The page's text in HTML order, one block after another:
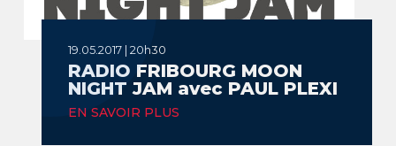
19.05.2017 | 20h30
RADIO FRIBOURG MOON
NIGHT JAM avec PAUL PLEXI
EN SAVOIR PLUS